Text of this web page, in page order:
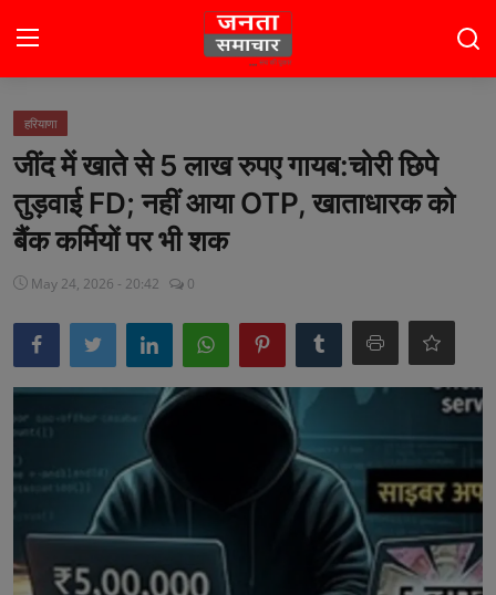
भारत
टॉप स्टोरी
राजनीति
मनोरंजन
बिज़नेस
वर्ल्ड
हरियाणा
जींद में खाते से 5 लाख रुपए गायब:चोरी छिपे
तुड़वाई FD; नहीं आया OTP, खाताधारक को
बैंक कर्मियों पर भी शक
May 24, 2026 - 20:42 0